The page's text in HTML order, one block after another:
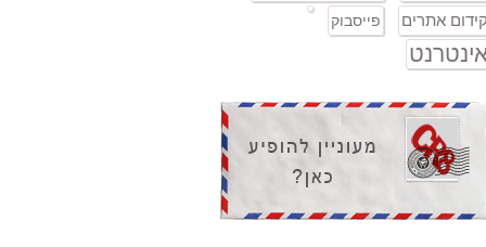
קידום אתרים פייסבוק